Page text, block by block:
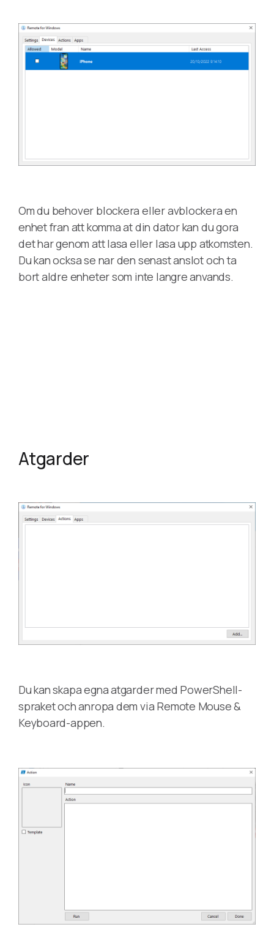
Om du behover blockera eller avblockera en
enhet fran att komma at din dator kan du gora
det har genom att lasa eller lasa upp atkomsten.
Du kan ocksa se nar den senast anslot och ta
bort aldre enheter som inte langre anvands.
Atgarder
Du kan skapa egna atgarder med PowerShell-
spraket och anropa dem via Remote Mouse &
Keyboard-appen.